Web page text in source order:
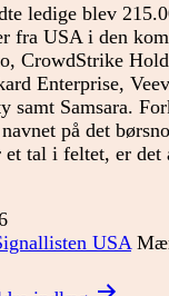
ledige blev
fra USA i den
CrowdStrike
Enterprise,
samt Samsara.
på det
et tal i feltet, er
USA